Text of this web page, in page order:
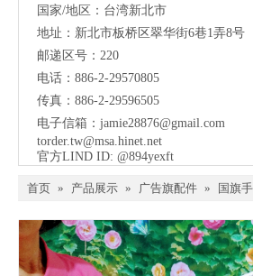
国家/地区：台湾新北市
地址：新北市板桥区翠华街6巷1弄8号
邮递区号：220
电话：886-2-29570805
传真：886-2-29596505
电子信箱： jamie28876@gmail.com
torder.tw@msa.hinet.net
官方LIND ID: @894yexft
首页 » 产品展示 » 广告旗配件 » 国旗